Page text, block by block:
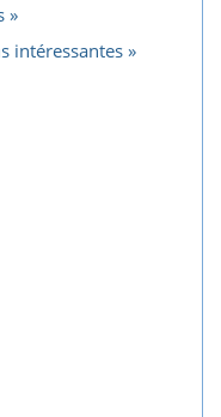
intéressantes